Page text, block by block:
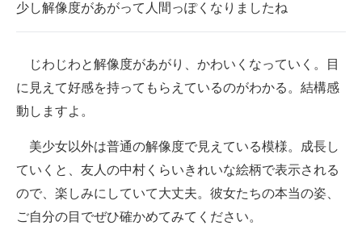
少し解像度があがって人間っぽくなりましたね
じわじわと解像度があがり、かわいくなっていく。目
に見えて好感を持ってもらえているのがわかる。結構感
動しますよ。
美少女以外は普通の解像度で見えている模様。成長し
ていくと、友人の中村くらいきれいな絵柄で表示される
ので、楽しみにしていて大丈夫。彼女たちの本当の姿、
ご自分の目でぜひ確かめてみてください。